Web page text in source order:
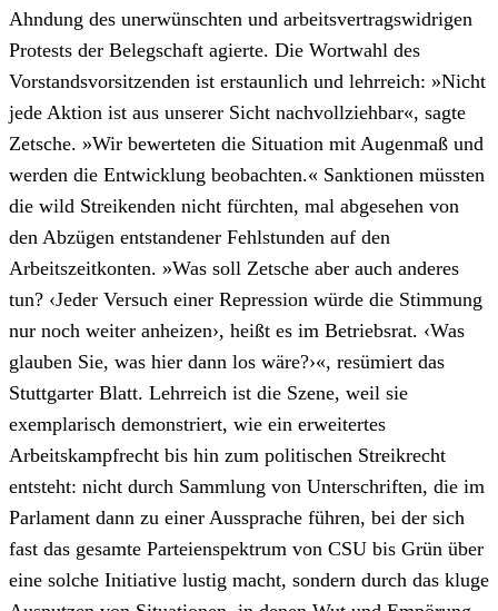
Ahndung des unerwünschten und arbeitsvertragswidrigen
Protests der Belegschaft agierte. Die Wortwahl des
Vorstandsvorsitzenden ist erstaunlich und lehrreich: »Nicht
jede Aktion ist aus unserer Sicht nachvollziehbar«, sagte
Zetsche. »Wir bewerteten die Situation mit Augenmaß und
werden die Entwicklung beobachten.« Sanktionen müssten
die wild Streikenden nicht fürchten, mal abgesehen von
den Abzügen entstandener Fehlstunden auf den
Arbeitszeitkonten. »Was soll Zetsche aber auch anderes
tun? ‹Jeder Versuch einer Repression würde die Stimmung
nur noch weiter anheizen›, heißt es im Betriebsrat. ‹Was
glauben Sie, was hier dann los wäre?›«, resümiert das
Stuttgarter Blatt. Lehrreich ist die Szene, weil sie
exemplarisch demonstriert, wie ein erweitertes
Arbeitskampfrecht bis hin zum politischen Streikrecht
entsteht: nicht durch Sammlung von Unterschriften, die im
Parlament dann zu einer Aussprache führen, bei der sich
fast das gesamte Parteienspektrum von CSU bis Grün über
eine solche Initiative lustig macht, sondern durch das kluge